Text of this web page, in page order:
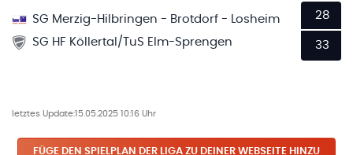
SG Merzig-Hilbringen - Brotdorf - Losheim
SG HF Köllertal/TuS Elm-Sprengen
28
33
letztes Update:15.05.2025 10:16 Uhr
FÜGE DEN SPIELPLAN DER LIGA ZU DEINER WEBSEITE HINZU